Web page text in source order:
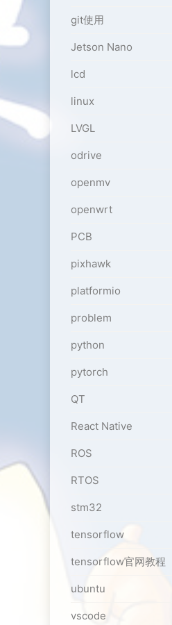
git使用
Jetson Nano
lcd
linux
LVGL
odrive
openmv
openwrt
PCB
pixhawk
platformio
problem
python
pytorch
QT
React Native
ROS
RTOS
stm32
tensorflow
tensorflow官网教程
ubuntu
vscode